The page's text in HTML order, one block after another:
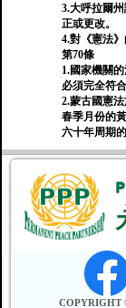
3.大呼拉爾
正或更改。
4.對《憲法
第70條
1.國家機關
必須完全符
2.蒙古國憲
春季月份的
六十年周期
COPYRIGHT